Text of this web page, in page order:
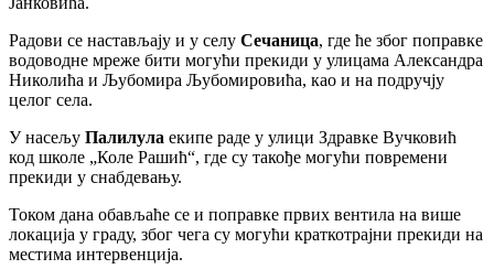
Радови се настављају и у селу Сечаница, где ће због поправке
водоводне мреже бити могући прекиди у улицама Александра
Николића и Љубомира Љубомировића, као и на подручју
целог села.
У насељу Палилула екипе раде у улици Здравке Вучковић
код школе „Коле Рашић“, где су такође могући повремени
прекиди у снабдевању.
Током дана обављаће се и поправке првих вентила на више
локација у граду, због чега су могући краткотрајни прекиди на
местима интервенција.